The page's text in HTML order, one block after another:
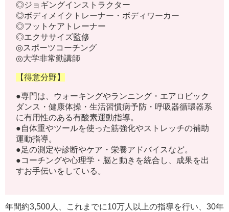
◎ジョギングインストラクター
◎ボディメイクトレーナー・ボディワーカー
◎フットケアトレーナー
◎エクササイズ監修
◎スポーツコーチング
◎大学非常勤講師
【得意分野】
●専門は、ウォーキングやランニング・エアロビック
ダンス・健康体操・生活習慣病予防・呼吸器循環器系
に有用性のある有酸素運動指導。
●自体重やツールを使った筋強化やストレッチの補助
運動指導。
●足の測定や診断やケア・栄養アドバイスなど。
●コーチングや心理学・脳と動きを統合し、成果を出
すお手伝いをしている。
年間約3,500人、これまでに10万人以上の指導を行い、30年